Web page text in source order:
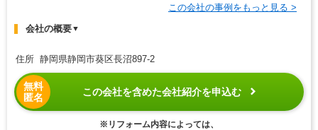
この会社の事例をもっと見る >
会社の概要▼
住所 静岡県静岡市葵区長沼897-2
無料
匿名
この会社を含めた会社紹介を申込む
※リフォーム内容によっては、